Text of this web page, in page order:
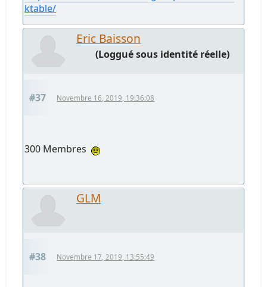
ktable/
Eric Baisson
(Loggué sous identité réelle)
#37 Novembre 16, 2019, 19:36:08
300 Membres
GLM
#38 Novembre 17, 2019, 13:55:49